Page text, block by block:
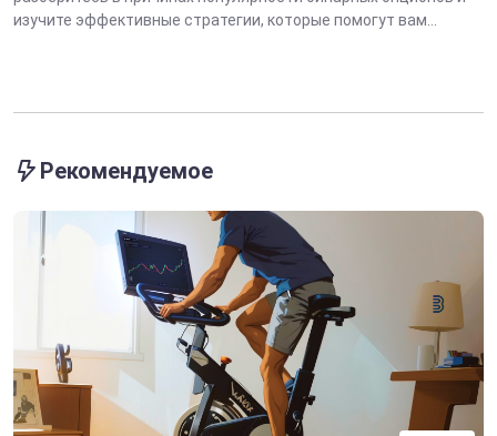
изучите эффективные стратегии, которые помогут вам...
Рекомендуемое